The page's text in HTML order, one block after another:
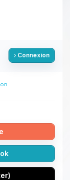
Connexion